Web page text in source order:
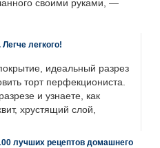
своими руками, —
легкого!
идеальный разрез
торт перфекциониста.
и узнаете, как
хрустящий слой,
лучших рецептов домашнего